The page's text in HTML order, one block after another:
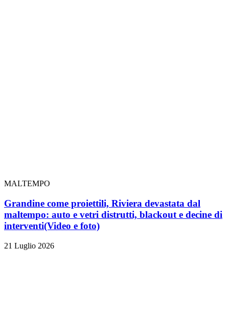
MALTEMPO
Grandine come proiettili, Riviera devastata dal
maltempo: auto e vetri distrutti, blackout e decine di
interventi(Video e foto)
21 Luglio 2026